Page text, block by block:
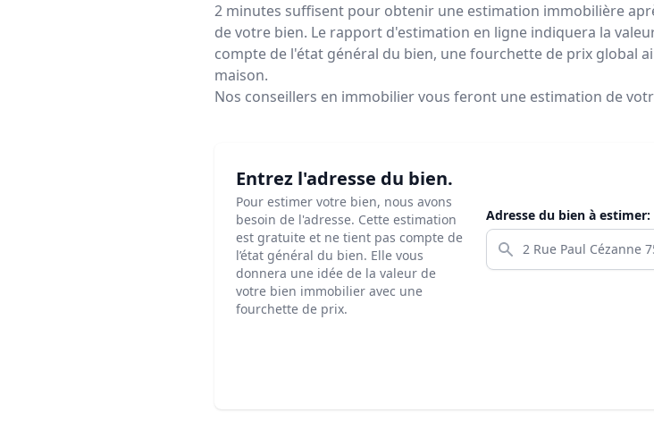
2 minutes suffisent pour obtenir une estimation immobilière
de votre bien. Le rapport d'estimation en ligne indiquera la
compte de l'état général du bien, une fourchette de prix global
maison.
Nos conseillers en immobilier vous feront une estimation de
Entrez l'adresse du bien.
Pour estimer votre bien, nous avons
besoin de l'adresse. Cette estimation
est gratuite et ne tient pas compte de
l’état général du bien. Elle vous
donnera une idée de la valeur de
votre bien immobilier avec une
fourchette de prix.
Adresse du bien à estimer: